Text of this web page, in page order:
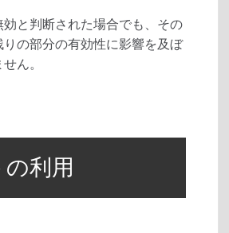
効と判断された場合でも、その
りの部分の有効性に影響を及ぼ
ん。
利用